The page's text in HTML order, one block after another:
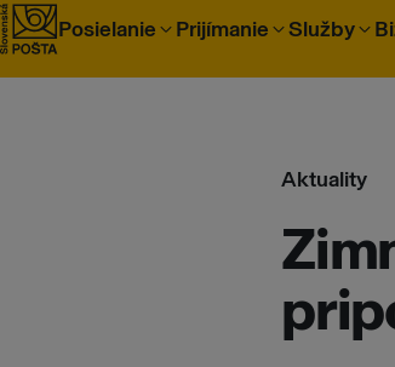
Prejsť na obsah
Posielanie Prijímanie Služby
Aktuality